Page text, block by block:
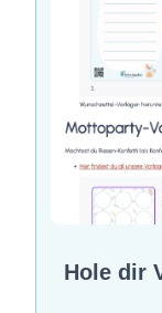
Hole dir